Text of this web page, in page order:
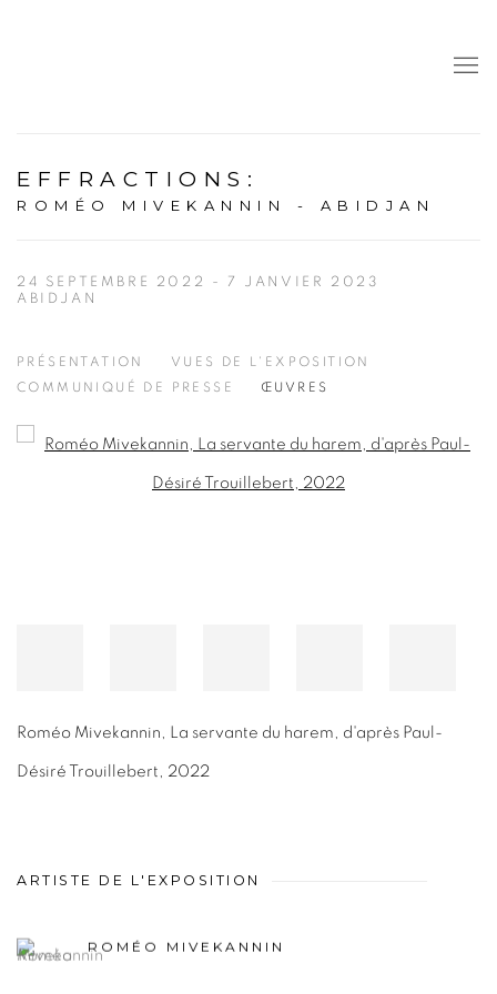
EFFRACTIONS :
ROMÉO MIVEKANNIN - ABIDJAN
24 SEPTEMBRE 2022 - 7 JANVIER 2023
ABIDJAN
PRÉSENTATION
VUES DE L'EXPOSITION
COMMUNIQUÉ DE PRESSE
ŒUVRES
Open a larger version of the following image in a popup:
Roméo Mivekannin La servante du harem, d'après Paul-
Désiré Trouillebert 2022
ARTISTE DE L'EXPOSITION
ROMÉO MIVEKANNIN